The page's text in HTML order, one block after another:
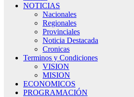
NOTICIAS
Nacionales
Regionales
Provinciales
Noticia Destacada
Cronicas
Terminos y Condiciones
VISION
MISION
ECONOMICOS
PROGRAMACIÓN